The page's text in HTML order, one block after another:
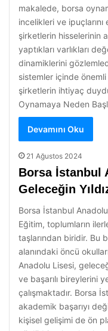
makalede, borsa
incelikleri ve
şirketlerin hisselerinin
yaptıkları varlıkları
dinamiklerini
sistemler içinde önemli
şirketlerin ihtiyaç
Oynamaya Neden
Devamını Oku
21 Ağustos 2024
Borsa İstanbul
Geleceğin
Borsa İstanbul Anadolu
Eğitim, toplumların
taşlarından biridir. Bu
alanındaki öncü
Anadolu Lisesi,
ve başarılı bireylerini
çalışmaktadır. Borsa
akademik başarıyı
kişisel gelişimi de ön